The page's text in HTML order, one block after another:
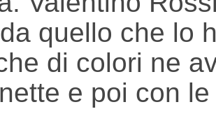
quello che lo
di colori ne
e poi con